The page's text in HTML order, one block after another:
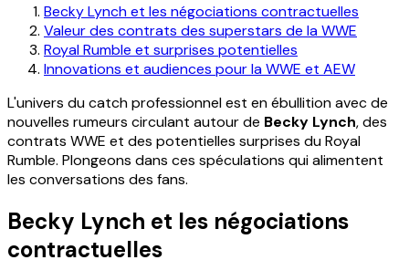
Becky Lynch et les négociations contractuelles
Valeur des contrats des superstars de la WWE
Royal Rumble et surprises potentielles
Innovations et audiences pour la WWE et AEW
L'univers du catch professionnel est en ébullition avec de
nouvelles rumeurs circulant autour de Becky Lynch, des
contrats WWE et des potentielles surprises du Royal
Rumble. Plongeons dans ces spéculations qui alimentent
les conversations des fans.
Becky Lynch et les négociations
contractuelles